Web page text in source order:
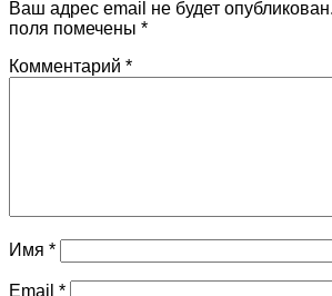
Ваш адрес email не будет опубликован.
поля помечены *
Комментарий *
Имя *
Email *